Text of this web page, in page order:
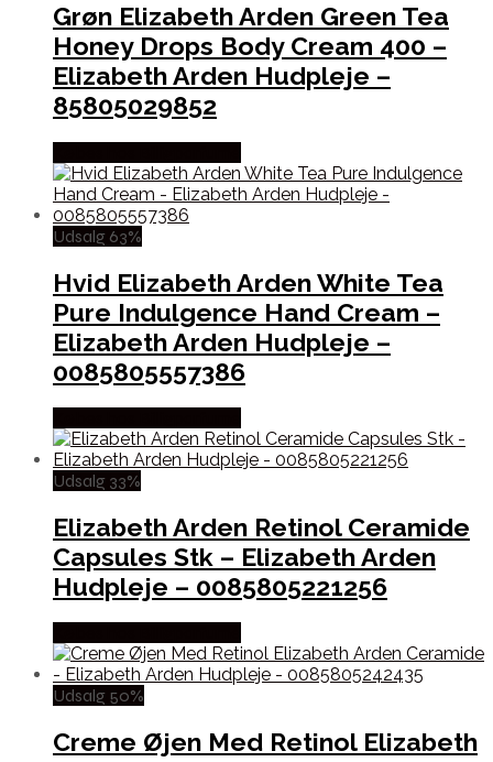
Grøn Elizabeth Arden Green Tea
Honey Drops Body Cream 400 –
Elizabeth Arden Hudpleje –
85805029852
Udsalg 63%
Hvid Elizabeth Arden White Tea
Pure Indulgence Hand Cream –
Elizabeth Arden Hudpleje –
0085805557386
Udsalg 33%
Elizabeth Arden Retinol Ceramide
Capsules Stk – Elizabeth Arden
Hudpleje – 0085805221256
Udsalg 50%
Creme Øjen Med Retinol Elizabeth